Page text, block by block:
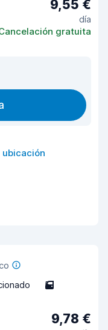
9,55 €
día
gratuita
5
9,78 €